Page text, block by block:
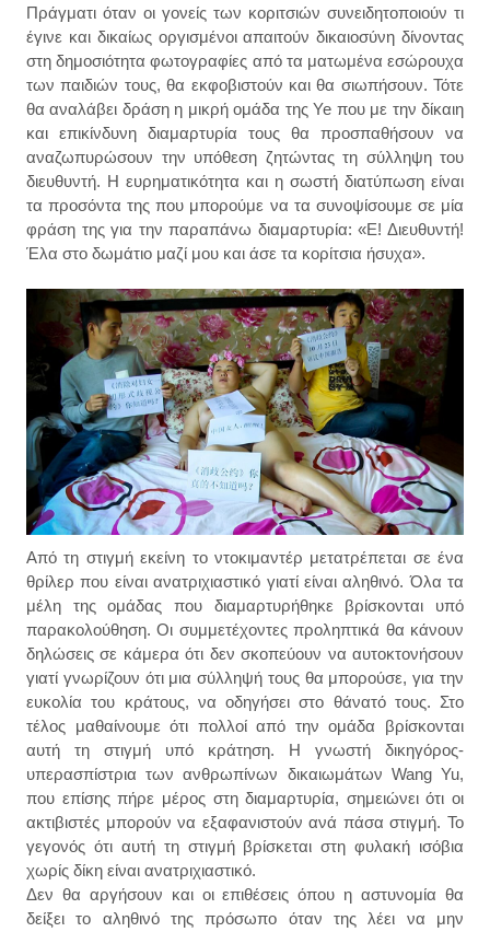
Πράγματι όταν οι γονείς των κοριτσιών συνειδητοποιούν τι
έγινε και δικαίως οργισμένοι απαιτούν δικαιοσύνη δίνοντας
στη δημοσιότητα φωτογραφίες από τα ματωμένα εσώρουχα
των παιδιών τους, θα εκφοβιστούν και θα σιωπήσουν. Τότε
θα αναλάβει δράση η μικρή ομάδα της Ye που με την δίκαιη
και επικίνδυνη διαμαρτυρία τους θα προσπαθήσουν να
αναζωπυρώσουν την υπόθεση ζητώντας τη σύλληψη του
διευθυντή. Η ευρηματικότητα και η σωστή διατύπωση είναι
τα προσόντα της που μπορούμε να τα συνοψίσουμε σε μία
φράση της για την παραπάνω διαμαρτυρία: «Ε! Διευθυντή!
Έλα στο δωμάτιο μαζί μου και άσε τα κορίτσια ήσυχα».
Από τη στιγμή εκείνη το ντοκιμαντέρ μετατρέπεται σε ένα
θρίλερ που είναι ανατριχιαστικό γιατί είναι αληθινό. Όλα τα
μέλη της ομάδας που διαμαρτυρήθηκε βρίσκονται υπό
παρακολούθηση. Οι συμμετέχοντες προληπτικά θα κάνουν
δηλώσεις σε κάμερα ότι δεν σκοπεύουν να αυτοκτονήσουν
γιατί γνωρίζουν ότι μια σύλληψή τους θα μπορούσε, για την
ευκολία του κράτους, να οδηγήσει στο θάνατό τους. Στο
τέλος μαθαίνουμε ότι πολλοί από την ομάδα βρίσκονται
αυτή τη στιγμή υπό κράτηση. Η γνωστή δικηγόρος-
υπερασπίστρια των ανθρωπίνων δικαιωμάτων Wang Yu,
που επίσης πήρε μέρος στη διαμαρτυρία, σημειώνει ότι οι
ακτιβιστές μπορούν να εξαφανιστούν ανά πάσα στιγμή. Το
γεγονός ότι αυτή τη στιγμή βρίσκεται στη φυλακή ισόβια
χωρίς δίκη είναι ανατριχιαστικό.
Δεν θα αργήσουν και οι επιθέσεις όπου η αστυνομία θα
δείξει το αληθινό της πρόσωπο όταν της λέει να μην